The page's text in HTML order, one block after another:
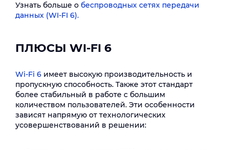
Узнать больше о беспроводных сетях передачи
данных (WI-FI 6).
ПЛЮСЫ WI-FI 6
Wi-Fi 6 имеет высокую производительность и
пропускную способность. Также этот стандарт
более стабильный в работе с большим
количеством пользователей. Эти особенности
зависят напрямую от технологических
усовершенствований в решении: